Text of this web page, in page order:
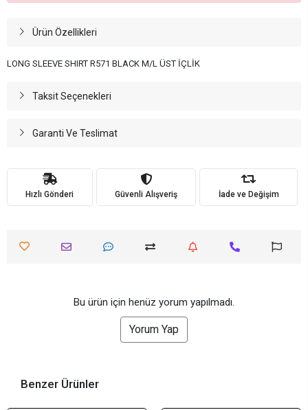
Ürün Özellikleri
LONG SLEEVE SHIRT R571 BLACK M/L ÜST İÇLİK
Taksit Seçenekleri
Garanti Ve Teslimat
Hızlı Gönderi Güvenli Alışveriş İade ve Değişim
Bu ürün için henüz yorum yapılmadı.
Yorum Yap
Benzer Ürünler